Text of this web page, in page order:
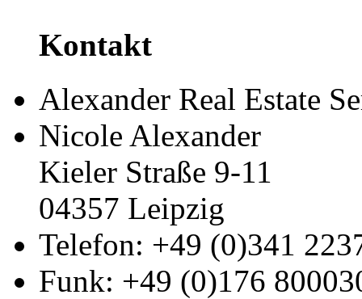
Kontakt
Alexander Real Estate
Nicole Alexander
Kieler Straße 9-11
04357 Leipzig
Telefon: +49 (0)341
Funk: +49 (0)176